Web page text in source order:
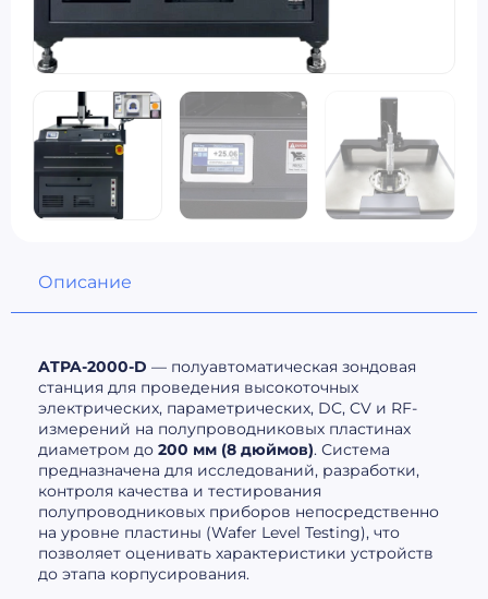
Описание
ATPA-2000-D — полуавтоматическая зондовая
станция для проведения высокоточных
электрических, параметрических, DC, CV и RF-
измерений на полупроводниковых пластинах
диаметром до 200 мм (8 дюймов). Система
предназначена для исследований, разработки,
контроля качества и тестирования
полупроводниковых приборов непосредственно
на уровне пластины (Wafer Level Testing), что
позволяет оценивать характеристики устройств
до этапа корпусирования.